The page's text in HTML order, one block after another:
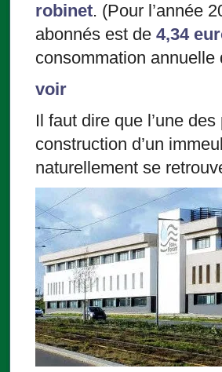
robinet. (Pour l’année
abonnés est de 4,34
consommation annuelle
voir
Il faut dire que l’une
construction d’un
naturellement se